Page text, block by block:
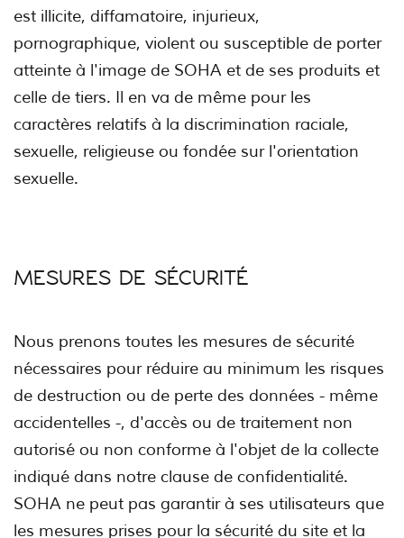
est illicite, diffamatoire, injurieux,
pornographique, violent ou susceptible de porter
atteinte à l'image de SOHA et de ses produits et
celle de tiers. Il en va de même pour les
caractères relatifs à la discrimination raciale,
sexuelle, religieuse ou fondée sur l'orientation
sexuelle.
MESURES DE SÉCURITÉ
Nous prenons toutes les mesures de sécurité
nécessaires pour réduire au minimum les risques
de destruction ou de perte des données - même
accidentelles -, d'accès ou de traitement non
autorisé ou non conforme à l'objet de la collecte
indiqué dans notre clause de confidentialité.
SOHA ne peut pas garantir à ses utilisateurs que
les mesures prises pour la sécurité du site et la